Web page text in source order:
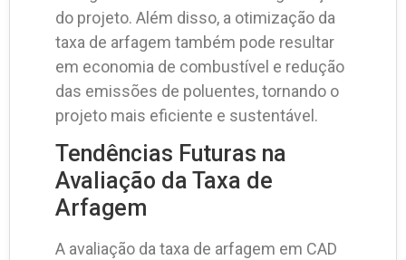
do projeto. Além disso, a otimização da
taxa de arfagem também pode resultar
em economia de combustível e redução
das emissões de poluentes, tornando o
projeto mais eficiente e sustentável.
Tendências Futuras na
Avaliação da Taxa de
Arfagem
A avaliação da taxa de arfagem em CAD